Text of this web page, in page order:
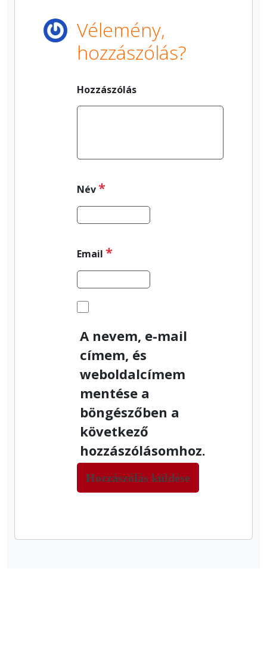
Vélemény,
hozzászólás?
Hozzászólás
Név*
Email *
A nevem, e-mail
címem, és
weboldalcímem
mentése a
böngészőben a
következő
hozzászólásomhoz.